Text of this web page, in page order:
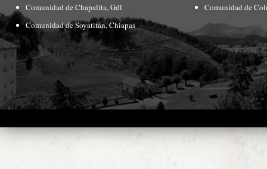
Comunidad de Chapalita, Gdl
Comunidad de Soyatitán, Chiapas
Comunidad de